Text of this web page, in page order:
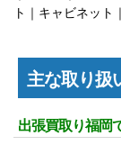
ト｜キャビネッ
主な取り扱
出張買取り福岡